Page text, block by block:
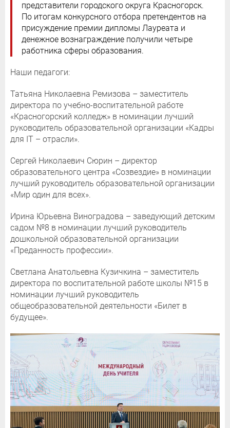
представители городского округа Красногорск.
По итогам конкурсного отбора претендентов на
присуждение премии дипломы Лауреата и
денежное вознаграждение получили четыре
работника сферы образования.
Наши педагоги:
Татьяна Николаевна Ремизова – заместитель
директора по учебно-воспитательной работе
«Красногорский колледж» в номинации лучший
руководитель образовательной организации «Кадры
для IT – отрасли».
Сергей Николаевич Сюрин – директор
образовательного центра «Созвездие» в номинации
лучший руководитель образовательной организации
«Мир один для всех».
Ирина Юрьевна Виноградова – заведующий детским
садом №8 в номинации лучший руководитель
дошкольной образовательной организации
«Преданность профессии».
Светлана Анатольевна Кузичкина – заместитель
директора по воспитательной работе школы №15 в
номинации лучший руководитель
общеобразовательной деятельности «Билет в
будущее».